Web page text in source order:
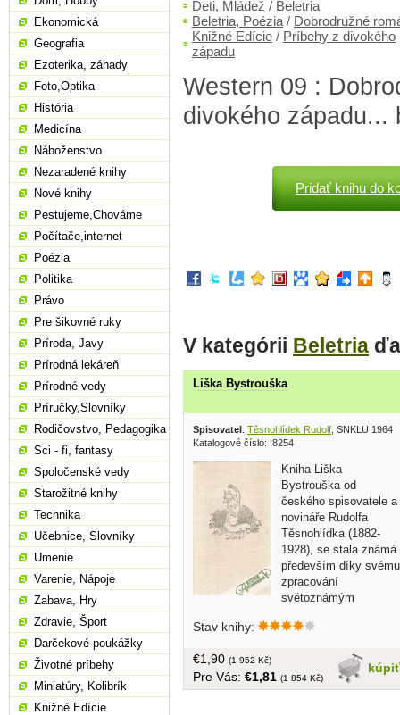
Deti, Mládež / Beletria
Beletria, Poézia / Dobrodružné
Knižné Edície / Príbehy z divokého
západu
Western 09 :
divokého západu...
Pridať knihu do
V kategórii Beletria
Liška Bystrouška
Spisovatel: Těsnohlídek Rudolf , SNKLU 1964
Katalogové číslo: I8254
Kniha Liška
Bystrouška od
českého spisovatele a
novináře Rudolfa
Těsnohlídka (1882-
1928), se stala známá
především díky svému
zpracování
světoznámým
i samotná kniha má jistě co nabídnout,
dokázal dovedně užít nářečí, hlavně v
promluvách jednotlivých zvířat.
Samotný příběh vypráví o lištičce, která
Stav knihy:
kúpiť
€1,90 (1 952 Kč)
Pre Vás: €1,81 (1 854 Kč)
Ekonomická
Geografia
Ezoterika, záhady
Foto,Optika
História
Medicína
Náboženstvo
Nezaradené knihy
Nové knihy
Pestujeme,Chováme
Počítače,internet
Poézia
Politika
Právo
Pre šikovné ruky
Príroda, Javy
Prírodná lekáreň
Prírodné vedy
Príručky,Slovníky
Rodičovstvo, Pedagogika
Sci - fi, fantasy
Spoločenské vedy
Starožitné knihy
Technika
Učebnice, Slovníky
Umenie
Varenie, Nápoje
Zabava, Hry
Zdravie, Šport
Darčekové poukážky
Životné príbehy
Miniatúry, Kolibrík
Knižné Edície